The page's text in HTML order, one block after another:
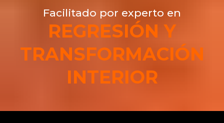
Facilitado por experto en
REGRESIÓN Y
TRANSFORMACIÓN
INTERIOR